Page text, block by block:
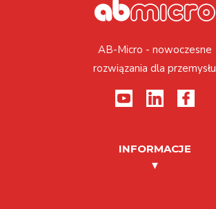
AB-Micro - nowoczesne
rozwiązania dla przemysłu
INFORMACJE